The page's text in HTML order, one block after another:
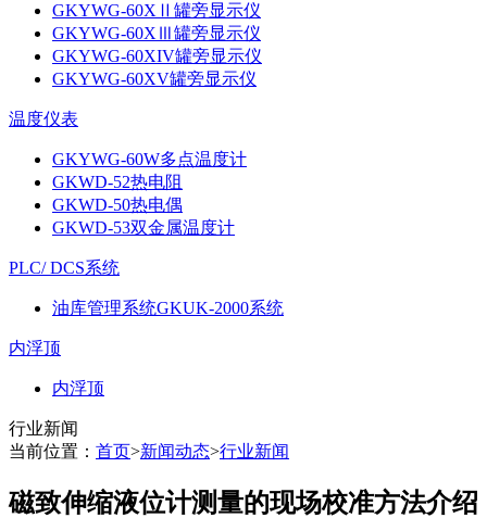
GKYWG-60XⅡ罐旁显示仪
GKYWG-60XⅢ罐旁显示仪
GKYWG-60XIV罐旁显示仪
GKYWG-60XV罐旁显示仪
温度仪表
GKYWG-60W多点温度计
GKWD-52热电阻
GKWD-50热电偶
GKWD-53双金属温度计
PLC/ DCS系统
油库管理系统GKUK-2000系统
内浮顶
内浮顶
行业新闻
当前位置： 首页>新闻动态>行业新闻
磁致伸缩液位计测量的现场校准方法介绍